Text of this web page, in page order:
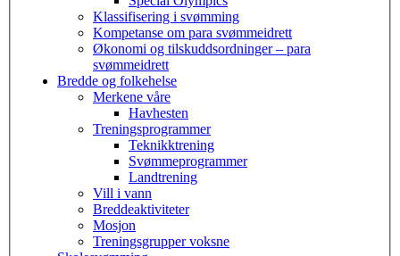
Klassifisering i svømming
Kompetanse om para svømmeidrett
Økonomi og tilskuddsordninger – para
svømmeidrett
Bredde og folkehelse
Merkene våre
Havhesten
Treningsprogrammer
Teknikktrening
Svømmeprogrammer
Landtrening
Vill i vann
Breddeaktiviteter
Mosjon
Treningsgrupper voksne